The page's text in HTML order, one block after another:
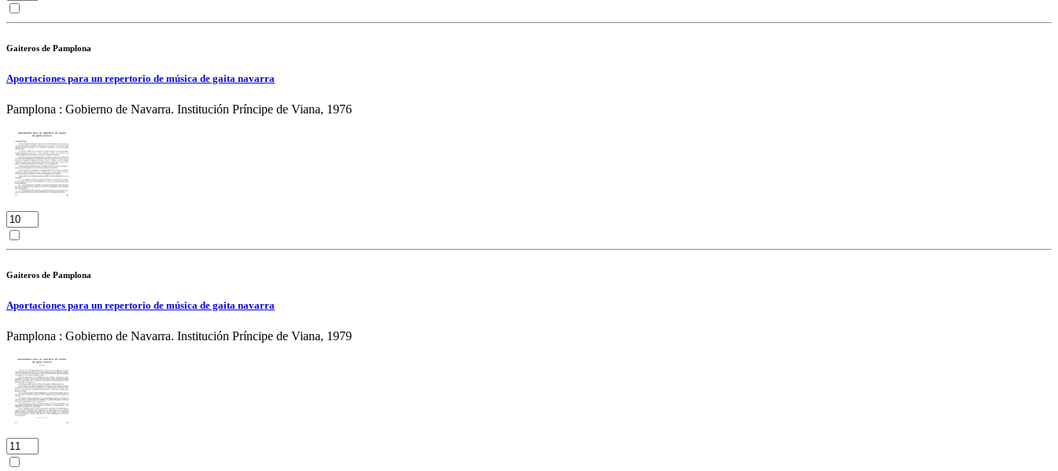
Gaiteros de Pamplona
Aportaciones para un repertorio de música de gaita navarra
Pamplona : Gobierno de Navarra. Institución Príncipe de Viana, 1976
Gaiteros de Pamplona
Aportaciones para un repertorio de música de gaita navarra
Pamplona : Gobierno de Navarra. Institución Príncipe de Viana, 1979